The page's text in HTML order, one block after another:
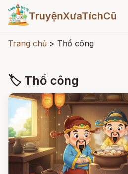
TruyệnXưaTíchCũ
Trang chủ > Thổ công
🏷 Thổ công